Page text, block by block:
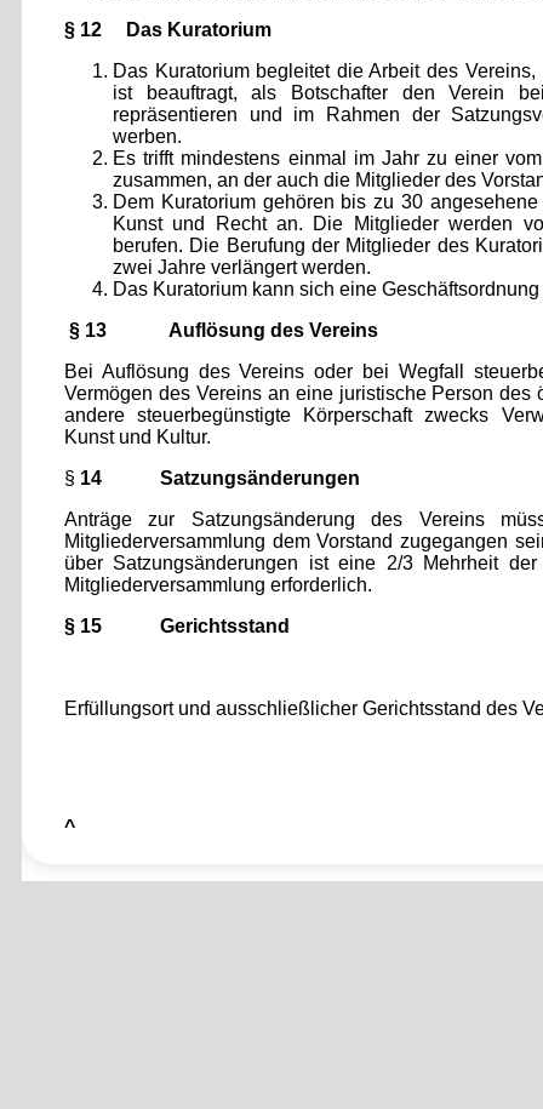
§ 12 Das Kuratorium
Das Kuratorium begleitet die Arbeit des
ist beauftragt, als Botschafter den Verein
repräsentieren und im Rahmen der
werben.
Es trifft mindestens einmal im Jahr zu einer
zusammen, an der auch die Mitglieder des
Dem Kuratorium gehören bis zu 30
Kunst und Recht an. Die Mitglieder werden
berufen. Die Berufung der Mitglieder des
zwei Jahre verlängert werden.
Das Kuratorium kann sich eine
§ 13 Auflösung des Vereins
Bei Auflösung des Vereins oder bei Wegfall
Vermögen des Vereins an eine juristische Person des
andere steuerbegünstigte Körperschaft zwecks
Kunst und Kultur.
§ 14 Satzungsänderungen
Anträge zur Satzungsänderung des Vereins
Mitgliederversammlung dem Vorstand zugegangen
über Satzungsänderungen ist eine 2/3 Mehrheit
Mitgliederversammlung erforderlich.
§ 15 Gerichtsstand
Erfüllungsort und ausschließlicher Gerichtsstand des
^